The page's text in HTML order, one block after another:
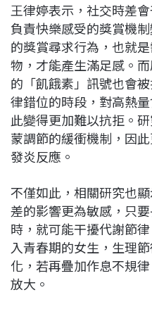
王律婷表示，社交時差
負責快樂感受的獎賞機
的獎賞尋求行為，也就
物，才能產生滿足感。
的「飢餓素」訊號也會
律錯位的時段，對高熱
此變得更加難以抗拒。
蒙調節的緩衝機制，因
發炎反應。
不僅如此，相關研究也
差的影響更為敏感，只
時，就可能干擾代謝節
入青春期的女生，生理
化，若再疊加作息不規
放大。